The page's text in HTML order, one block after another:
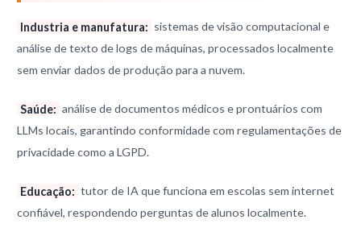
Industria e manufatura: sistemas de visão computacional e
análise de texto de logs de máquinas, processados localmente
sem enviar dados de produção para a nuvem.
Saúde: análise de documentos médicos e prontuários com
LLMs locais, garantindo conformidade com regulamentações de
privacidade como a LGPD.
Educação: tutor de IA que funciona em escolas sem internet
confiável, respondendo perguntas de alunos localmente.